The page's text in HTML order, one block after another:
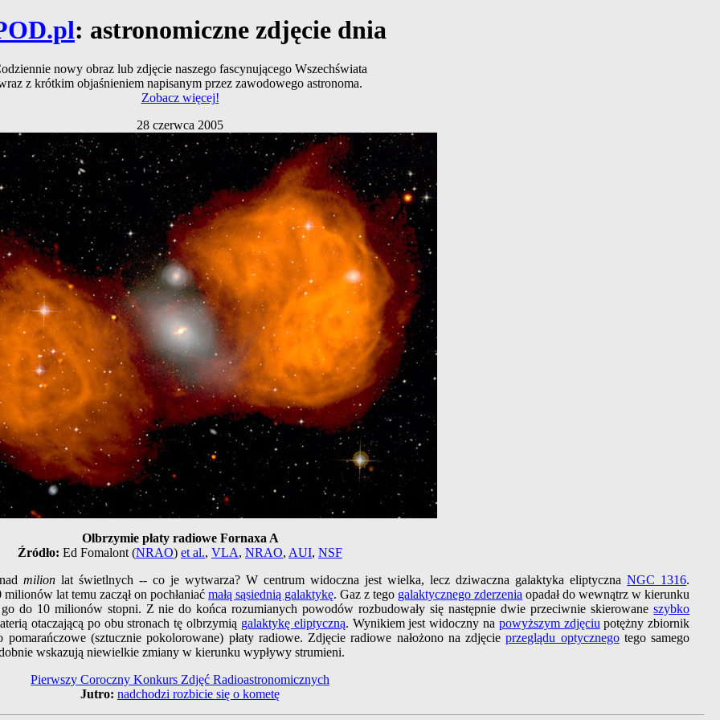
: astronomiczne zdjęcie dnia
nowy obraz lub zdjęcie naszego fascynującego Wszechświata
z krótkim objaśnieniem napisanym przez zawodowego astronoma.
Zobacz więcej!
28 czerwca 2005
Olbrzymie płaty radiowe Fornaxa A
Źródło: Ed Fomalont (NRAO) et al., VLA, NRAO, AUI, NSF
milionlat świetlnych -- co je wytwarza? W centrum widoczna jest wielka, lecz dziwaczna galaktyka eliptycznaNGC 1316.
lat temu zaczął on pochłaniaćmałą sąsiednią galaktykę. Gaz z tego galaktycznego zderzenia opadał do wewnątrz w kierunku
do 10 milionów stopni. Z nie do końca rozumianych powodów rozbudowały się następnie dwie przeciwnie skierowaneszybko
otaczającą po obu stronach tę olbrzymią galaktykę eliptyczną. Wynikiem jest widoczny na powyższym zdjęciu potężny zbiornik
(sztucznie pokolorowane) płaty radiowe. Zdjęcie radiowe nałożono na zdjęcieprzeglądu optycznegotego samego
wskazują niewielkie zmiany w kierunku wypływy strumieni.
Pierwszy Coroczny Konkurs Zdjęć Radioastronomicznych
Jutro: nadchodzi rozbicie się o kometę